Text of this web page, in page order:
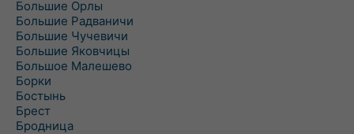
Большие Орлы
Большие Радваничи
Большие Чучевичи
Большие Яковчицы
Большое Малешево
Борки
Бостынь
Брест
Бродница